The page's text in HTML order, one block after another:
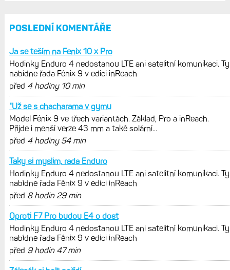
Fénix 9 v edici inReach
Live Activity konečně i pro outdoorové
sporty. Mobil už umí zrcadlit data
cyklistiky, běhu i chůze
Zkušenosti po roce: Fénixy 8 Pro jsou
jedním slovem parádní, těžko něco
vytknout. Ale ta nositelnost
Zaměření zátěže: Hodnotí, zda je váš
trénink produktivní a jestli se nachází
v optimálních oblastech
Garmin poprvé překonal hranici
300 dolarů. Cena akcií za devět
měsíců výrazně vzrostla